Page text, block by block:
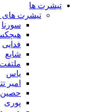
تیشرت ها
تیشرت های
سورنا
فدایی
شایع
ملتفت
یاس
امیر
حصین
پوری